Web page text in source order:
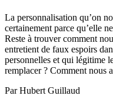
La personnalisation qu’on
certainement parce qu’elle
Reste à trouver comment
entretient de faux espoirs
personnelles et qui légitime
remplacer ? Comment nous
Par Hubert Guillaud